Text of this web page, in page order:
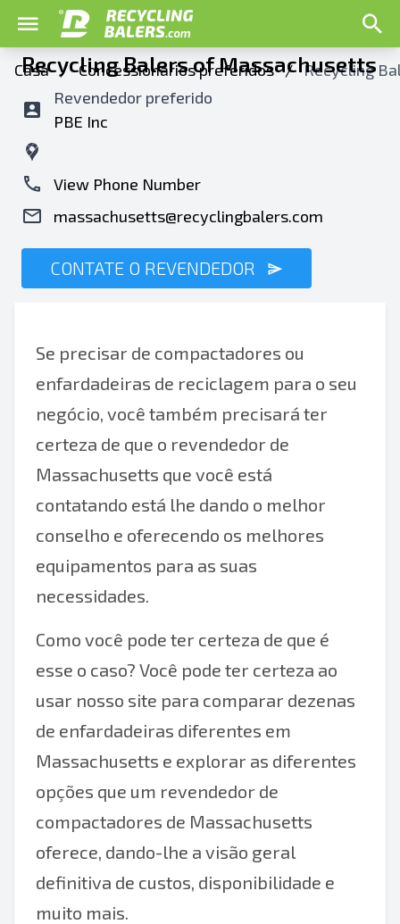
Casa / Concessionários preferidos / Recycling
Recycling Balers of Massachusetts
Revendedor preferido
PBE Inc
View Phone Number
massachusetts@recyclingbalers.com
CONTATE O REVENDEDOR
Se precisar de compactadores ou
enfardadeiras de reciclagem para o seu
negócio, você também precisará ter
certeza de que o revendedor de
Massachusetts que você está
contatando está lhe dando o melhor
conselho e oferecendo os melhores
equipamentos para as suas
necessidades.
Como você pode ter certeza de que é
esse o caso? Você pode ter certeza ao
usar nosso site para comparar dezenas
de enfardadeiras diferentes em
Massachusetts e explorar as diferentes
opções que um revendedor de
compactadores de Massachusetts
oferece, dando-lhe a visão geral
definitiva de custos, disponibilidade e
muito mais.